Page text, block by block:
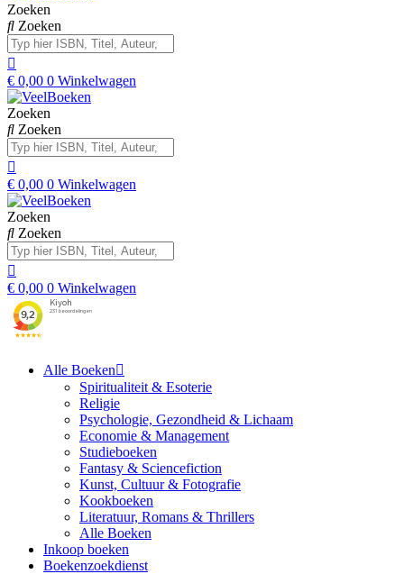
Zoeken
Zoeken
€ 0,00 0 Winkelwagen
Zoeken
Zoeken
€ 0,00 0 Winkelwagen
Zoeken
Zoeken
€ 0,00 0 Winkelwagen
Alle Boeken
Spiritualiteit & Esoterie
Religie
Psychologie, Gezondheid & Lichaam
Economie & Management
Studieboeken
Fantasy & Sciencefiction
Kunst, Cultuur & Fotografie
Kookboeken
Literatuur, Romans & Thrillers
Alle Boeken
Inkoop boeken
Boekenzoekdienst